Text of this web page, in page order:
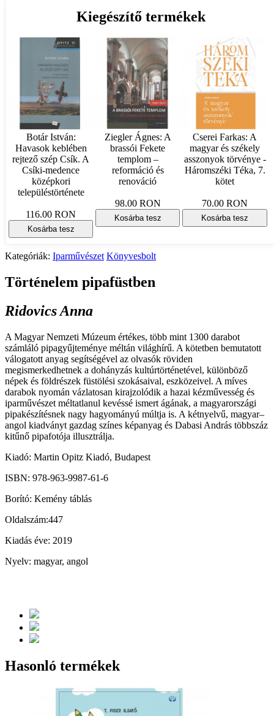
Kiegészítő termékek
Botár István:
Havasok keblében
rejtező szép Csík. A
Csíki-medence
középkori
településtörténete
116.00 RON
Kosárba tesz
Ziegler Ágnes: A
brassói Fekete
templom –
reformáció és
renováció
98.00 RON
Kosárba tesz
Cserei Farkas: A
magyar és székely
asszonyok törvénye -
Háromszéki Téka, 7.
kötet
70.00 RON
Kosárba tesz
Kategóriák: Iparművészet Könyvesbolt
Történelem pipafüstben
Ridovics Anna
A Magyar Nemzeti Múzeum értékes, több mint 1300 darabot
számláló pipagyűjteménye méltán világhírű. A kötetben bemutatott
válogatott anyag segítségével az olvasók röviden
megismerkedhetnek a dohányzás kultúrtörténetével, különböző
népek és földrészek füstölési szokásaival, eszközeivel. A míves
darabok nyomán vázlatosan kirajzolódik a hazai kézművesség és
iparművészet méltatlanul kevéssé ismert ágának, a magyarországi
pipakészítésnek nagy hagyományú múltja is. A kétnyelvű, magyar–
angol kiadványt gazdag színes képanyag és Dabasi András többszáz
kitűnő pipafotója illusztrálja.
Kiadó: Martin Opitz Kiadó, Budapest
ISBN: 978-963-9987-61-6
Borító: Kemény táblás
Oldalszám:447
Kiadás éve: 2019
Nyelv: magyar, angol
Hasonló termékek